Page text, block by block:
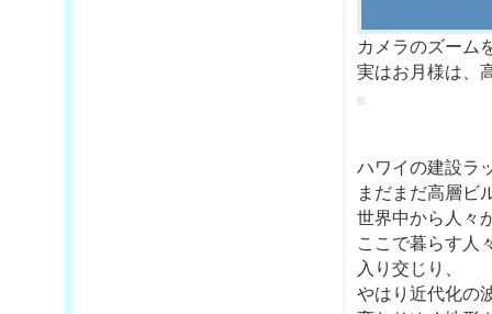
カメラのズーム
実はお月様は、
ハワイの建設ラ
まだまだ高層ビ
世界中から人々
ここで暮らす人
入り交じり、
やはり近代化の